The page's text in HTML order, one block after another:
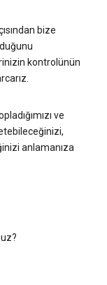
bize
kontrolünün
ve
anlamanıza